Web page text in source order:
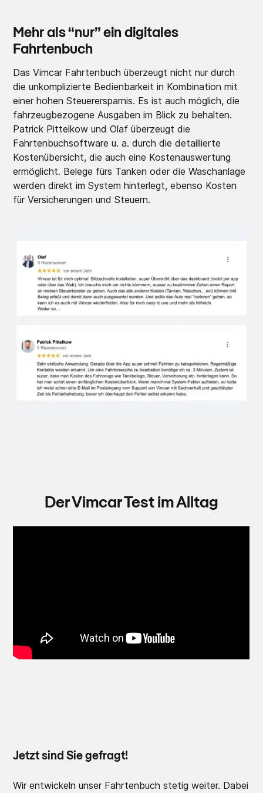
Mehr als “nur” ein digitales
Fahrtenbuch
Das Vimcar Fahrtenbuch überzeugt nicht nur durch
die unkomplizierte Bedienbarkeit in Kombination mit
einer hohen Steuerersparnis. Es ist auch möglich, die
fahrzeugbezogene Ausgaben im Blick zu behalten.
Patrick Pittelkow und Olaf überzeugt die
Fahrtenbuchsoftware u. a. durch die detaillierte
Kostenübersicht, die auch eine Kostenauswertung
ermöglicht. Belege fürs Tanken oder die Waschanlage
werden direkt im System hinterlegt, ebenso Kosten
für Versicherungen und Steuern.
Der Vimcar Test im Alltag
Jetzt sind Sie gefragt!
Wir entwickeln unser Fahrtenbuch stetig weiter. Dabei